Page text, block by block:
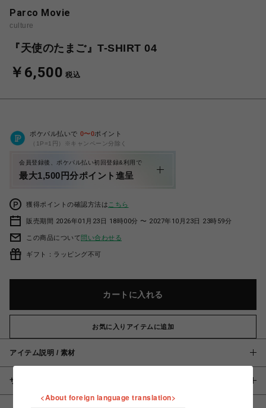
Parco Movie
culture
『天使のたまご』T-SHIRT 04
￥6,500 税込
ポケパル払いで 0〜0ポイント
（1P=1円）※キャンペーン分除く
会員登録後、ポケパル払い初回登録&利用で
最大1,500円分ポイント進呈
獲得ポイントの確認方法は こちら
販売期間 2026年01月23日 18時00分 〜 2027年10月23日 23時59分
この商品について問い合わせる
ギフト：ラッピング不可
カートに入れる
お気に入りアイテムに追加
アイテム説明 / 素材
サイズ
<About foreign language translation>